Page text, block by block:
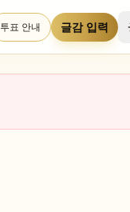
투표 안내 글감 입력